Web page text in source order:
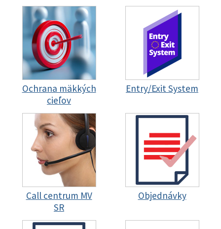
Ochrana mäkkých
cieľov
Entry/Exit System
Call centrum MV
SR
Objednávky